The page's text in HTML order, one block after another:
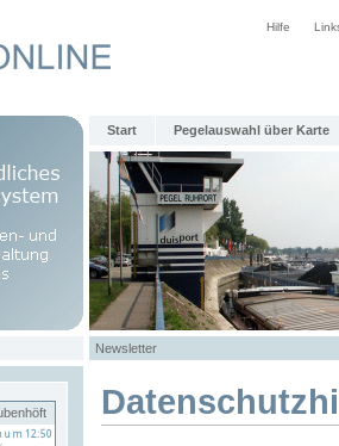
Hilfe
Start Pegelauswahl über Karte
Newsletter